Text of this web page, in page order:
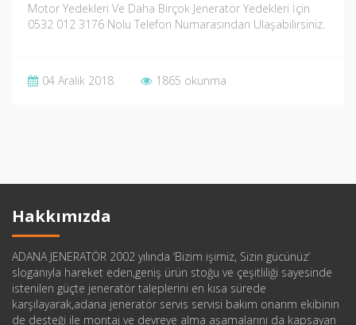
Motor Yedekleri Ve Daha Birçok Jeneratör Yedekleri İçin
0532 012 3176 Nolu Telefon Numarasından Ulaşabilirsiniz.
04 Aralık 2018 1865 okunma
Hakkımızda
ADANA JENERATÖR 2002 yılında ‘Bizim işimiz, Sizin gücünüz‘
sloganıyla hareket eden,geniş ürün stoğu ve çeşitliliği sayesinde
istenilen güçte jeneratör taleplerini en kısa sürede
karşılayarak,adana jeneratör servis servisi bakım onarım ekibinin
de desteği ile montaj ve devreye alma aşamalarını da kapsayan